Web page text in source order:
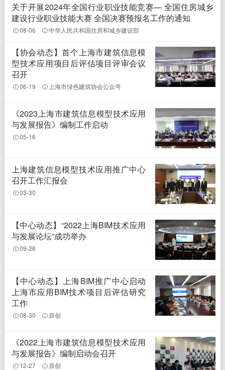
关于开展2024年全国行业职业技能竞赛— 全国住房城乡
建设行业职业技能大赛 全国决赛预报名工作的通知
08-06 中华人民共和国住房和城乡建设部
【协会动态】首个上海市建筑信息模
型技术应用项目后评估项目评审会议
召开
06-19 上海市绿色建筑协会公众号
《2023上海市建筑信息模型技术应用
与发展报告》编制工作启动
05-16
上海建筑信息模型技术应用推广中心
召开工作汇报会
03-30
【中心动态】“2022上海BIM技术应用
与发展论坛”成功举办
09-26
【中心动态】上海BIM推广中心启动
上海市应用BIM技术项目后评估研究
工作
08-30 原创
《2022上海市建筑信息模型技术应用
与发展报告》编制启动会召开
12-27 原创